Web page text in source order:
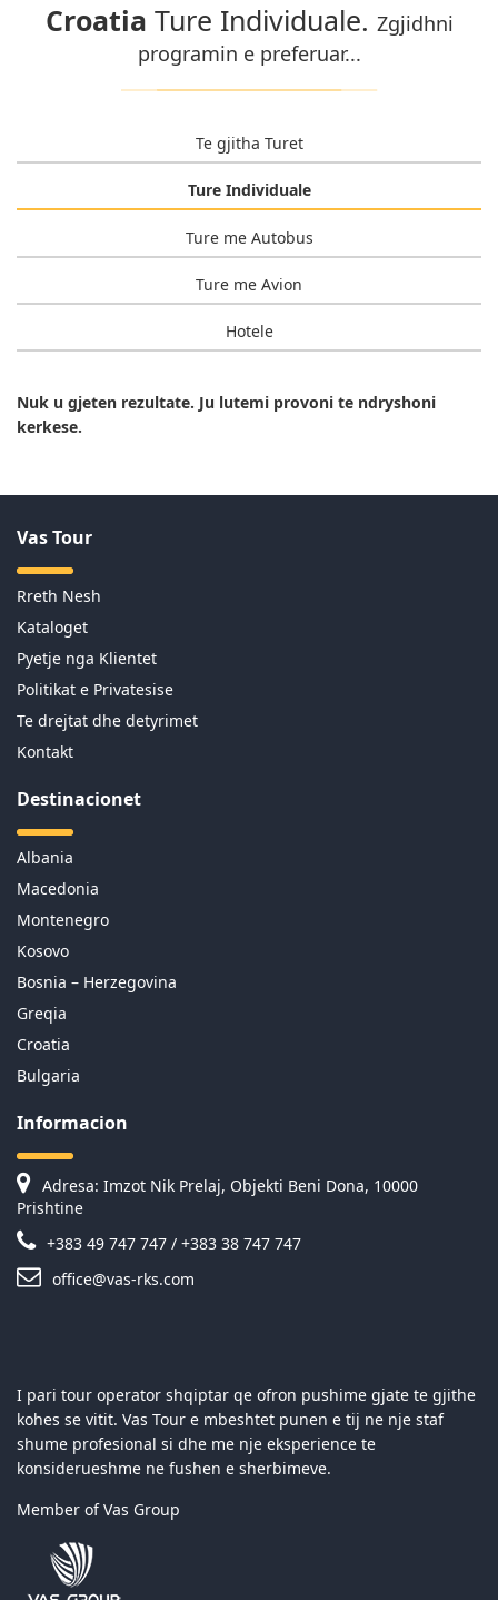
Croatia Ture Individuale. Zgjidhni
programin e preferuar...
Te gjitha Turet
Ture Individuale
Ture me Autobus
Ture me Avion
Hotele
Nuk u gjeten rezultate. Ju lutemi provoni te ndryshoni
kerkese.
Vas Tour
Rreth Nesh
Kataloget
Pyetje nga Klientet
Politikat e Privatesise
Te drejtat dhe detyrimet
Kontakt
Destinacionet
Albania
Macedonia
Montenegro
Kosovo
Bosnia – Herzegovina
Greqia
Croatia
Bulgaria
Informacion
Adresa: Imzot Nik Prelaj, Objekti Beni Dona, 10000
Prishtine
+383 49 747 747 / +383 38 747 747
office@vas-rks.com
I pari tour operator shqiptar qe ofron pushime gjate te gjithe
kohes se vitit. Vas Tour e mbeshtet punen e tij ne nje staf
shume profesional si dhe me nje eksperience te
konsiderueshme ne fushen e sherbimeve.
Member of Vas Group